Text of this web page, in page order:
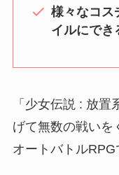
様々なコス
イルにでき
「少女伝説 : 放
げて無数の戦いを
オートバトルRPG